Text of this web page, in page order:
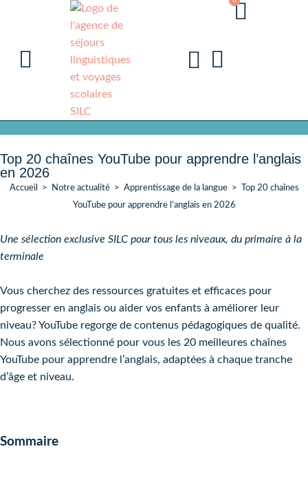
Top 20 chaînes YouTube pour apprendre l’anglais
en 2026
Accueil > Notre actualité > Apprentissage de la langue >
Top 20 chaînes
YouTube pour apprendre l’anglais en 2026
Une sélection exclusive SILC pour tous les niveaux, du primaire à la
terminale
Vous cherchez des ressources gratuites et efficaces pour
progresser en anglais ou aider vos enfants à améliorer leur
niveau? YouTube regorge de contenus pédagogiques de qualité.
Nous avons sélectionné pour vous les 20 meilleures chaînes
YouTube pour apprendre l’anglais, adaptées à chaque tranche
d’âge et niveau.
Sommaire